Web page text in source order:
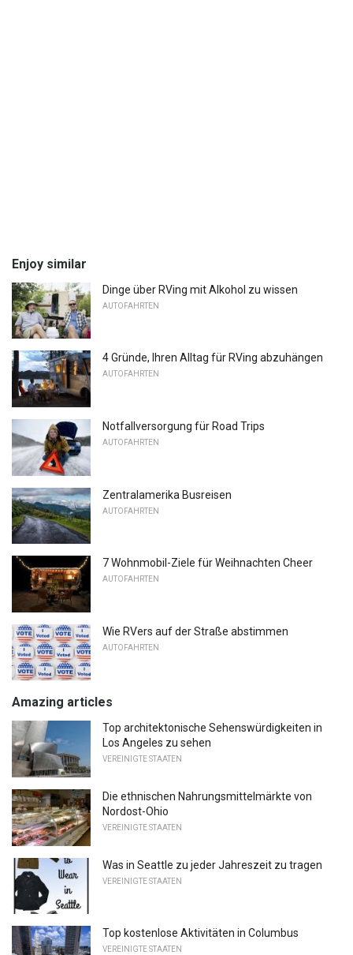
Enjoy similar
Dinge über RVing mit Alkohol zu wissen
AUTOFAHRTEN
4 Gründe, Ihren Alltag für RVing abzuhängen
AUTOFAHRTEN
Notfallversorgung für Road Trips
AUTOFAHRTEN
Zentralamerika Busreisen
AUTOFAHRTEN
7 Wohnmobil-Ziele für Weihnachten Cheer
AUTOFAHRTEN
Wie RVers auf der Straße abstimmen
AUTOFAHRTEN
Amazing articles
Top architektonische Sehenswürdigkeiten in
Los Angeles zu sehen
VEREINIGTE STAATEN
Die ethnischen Nahrungsmittelmärkte von
Nordost-Ohio
VEREINIGTE STAATEN
Was in Seattle zu jeder Jahreszeit zu tragen
VEREINIGTE STAATEN
Top kostenlose Aktivitäten in Columbus
VEREINIGTE STAATEN